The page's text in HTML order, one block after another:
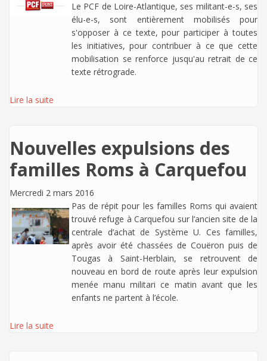
Le PCF de Loire-Atlantique, ses militant-e-s, ses
élu-e-s, sont entièrement mobilisés pour
s'opposer à ce texte, pour participer à toutes
les initiatives, pour contribuer à ce que cette
mobilisation se renforce jusqu'au retrait de ce
texte rétrograde.
Lire la suite
Nouvelles expulsions des
familles Roms à Carquefou
Mercredi 2 mars 2016
Pas de répit pour les familles Roms qui avaient
trouvé refuge à Carquefou sur l’ancien site de la
centrale d’achat de Système U. Ces familles,
après avoir été chassées de Couëron puis de
Tougas à Saint-Herblain, se retrouvent de
nouveau en bord de route après leur expulsion
menée manu militari ce matin avant que les
enfants ne partent à l’école.
Lire la suite